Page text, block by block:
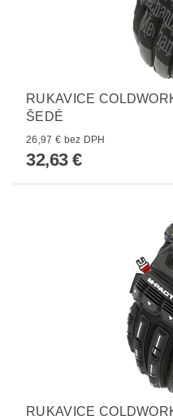
RUKAVICE
ŠEDÉ
26,97 € bez DPH
32,63 €
RUKAVICE